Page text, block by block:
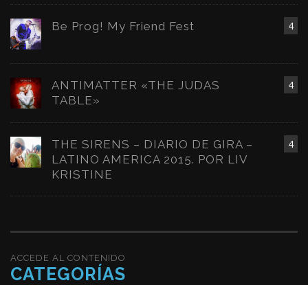
4
Be Prog! My Friend Fest
4
ANTIMATTER «THE JUDAS
TABLE»
4
THE SIRENS – DIARIO DE GIRA –
LATINO AMERICA 2015. POR LIV
KRISTINE
ACCEDE AL CONTENIDO
CATEGORÍAS